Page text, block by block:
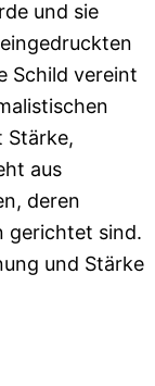
und sie
Schild vereint
Stärke,
aus
deren
gerichtet sind.
und Stärke